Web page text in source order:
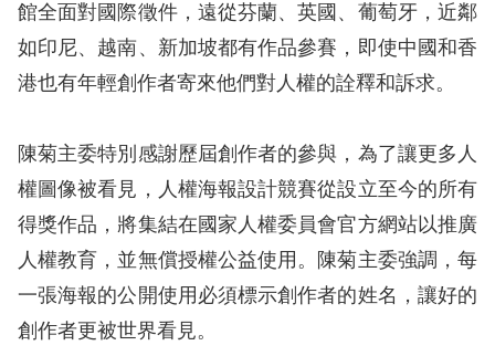
務
核
權
公
約
陳
情
申
館全面對國際徵件，遠從芬蘭、英國、葡萄牙，近鄰
如印尼、越南、新加坡都有作品參賽，即使中國和香
港也有年輕創作者寄來他們對人權的詮釋和訴求。
陳菊主委特別感謝歷屆創作者的參與，為了讓更多人
權圖像被看見，人權海報設計競賽從設立至今的所有
得獎作品，將集結在國家人權委員會官方網站以推廣
人權教育，並無償授權公益使用。陳菊主委強調，每
一張海報的公開使用必須標示創作者的姓名，讓好的
創作者更被世界看見。